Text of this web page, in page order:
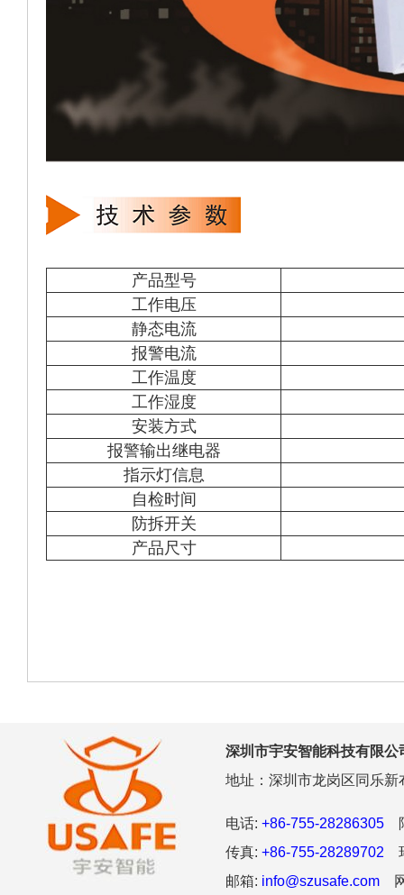
产品型号
工作电压
静态电流
报警电流
工作温度
工作湿度
安装方式
报警输出继电器
指示灯信息
自检时间
防拆开关
产品尺寸
深圳市宇安智能科技有限公
地址：深圳市龙岗区同乐
电话: +86-755-28286305
传真: +86-755-28289702
邮箱: info@szusafe.com